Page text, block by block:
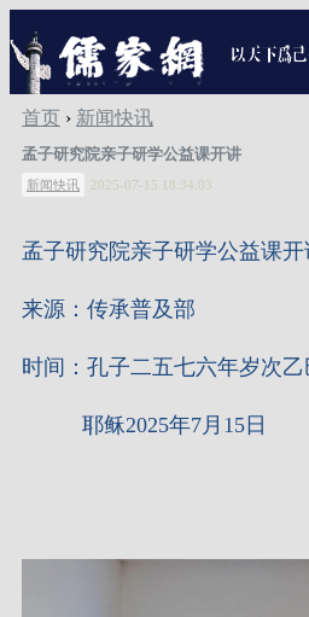
首页 › 新闻快讯
孟子研究院亲子研学公益课开讲
新闻快讯 2025-07-15 18:34:03
孟子研究院亲子研学公益课开
来源：传承普及部
时间：孔子二五七六年岁次
耶稣2025年7月15日